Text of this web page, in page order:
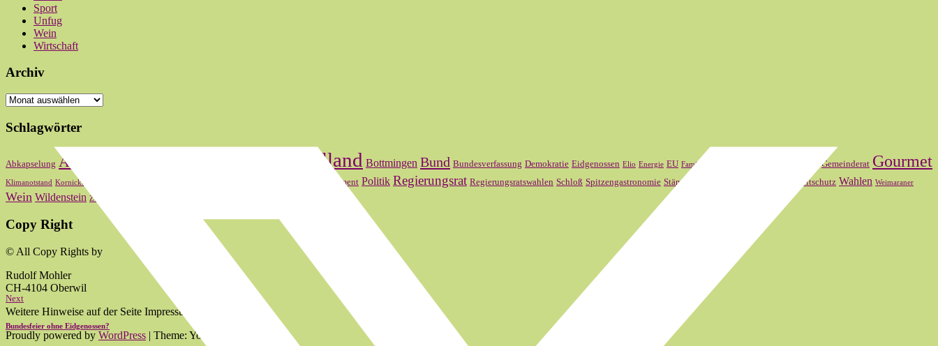
Sport
Unfug
Wein
Wirtschaft
Archiv
Archiv
Schlagwörter
Abkapselung Abstimmung Baselland Bottmingen Bund Bundesverfassung Demokratie Eidgenossen Elio Energie EU Familienmitglied Gemeinderat Gourmet
Klimanotstand Kornicker Parlament Politik Regierungsrat Regierungsratswahlen Schloß Spitzengastronomie Ständerat Umweltschutz Wahlen Weimaraner
Wein Wildenstein Zum 2020
Copy Right
© All Copy Rights by
Rudolf Mohler
CH-4104 Oberwil
Weitere Hinweise auf der Seite Impressum.
Proudly powered by WordPress | Theme: Yoko von
Next
Bundesfeier ohne Eidgenossen?